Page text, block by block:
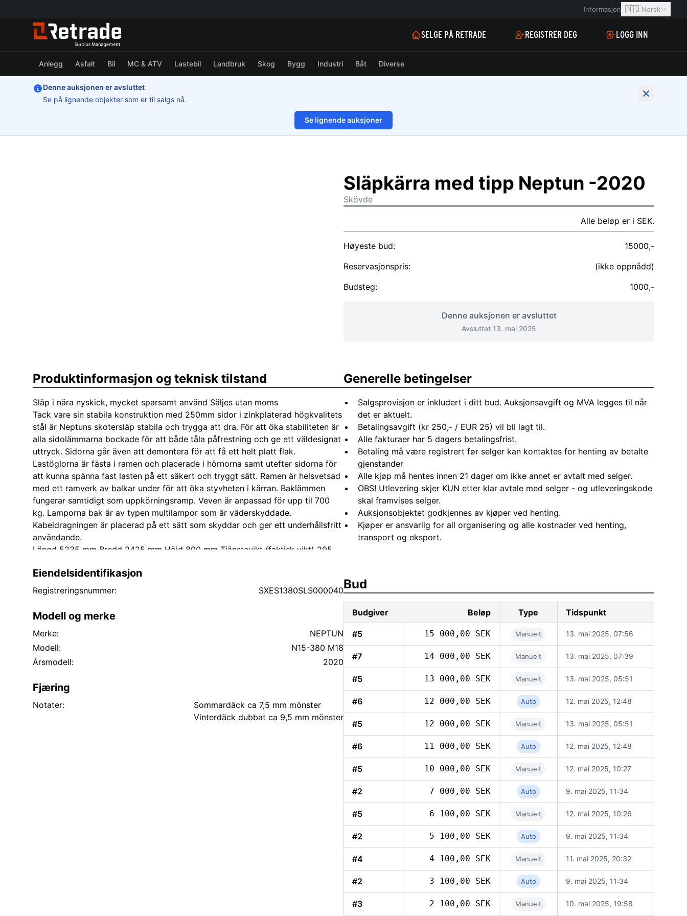
Informasjon 🇳🇴Norsk
SELGE PÅ RETRADE REGISTRER DEG LOGG INN
Anlegg Asfalt Bil MC & ATV Lastebil Landbruk Skog Bygg Industri Båt Diverse
Denne auksjonen er avsluttet
Se på lignende objekter som er til salgs nå.
Se lignende auksjoner
1/30
Släpkärra med tipp Neptun -2020
Skövde
Alle beløp er i SEK.
Høyeste bud:
15000,-
Reservasjonspris:
(ikke oppnådd)
Budsteg:
1000,-
Denne auksjonen er avsluttet
Avsluttet 13. mai 2025
Produktinformasjon og teknisk tilstand
Släp i nära nyskick, mycket sparsamt använd Säljes utan moms
Tack vare sin stabila konstruktion med 250mm sidor i zinkplaterad högkvalitets
stål är Neptuns skotersläp stabila och trygga att dra. För att öka stabiliteten är
alla sidolämmarna bockade för att både tåla påfrestning och ge ett väldesignat
uttryck. Sidorna går även att demontera för att få ett helt platt flak.
Lastöglorna är fästa i ramen och placerade i hörnorna samt utefter sidorna för
att kunna spänna fast lasten på ett säkert och tryggt sätt. Ramen är helsvetsad
med ett ramverk av balkar under för att öka styvheten i kärran. Baklämmen
fungerar samtidigt som uppkörningsramp. Veven är anpassad för upp til 700
kg. Lamporna bak är av typen multilampor som är väderskyddade.
Kabeldragningen är placerad på ett sätt som skyddar och ger ett underhållsfritt
användande.
Längd 5235 mm Bredd 2425 mm Höjd 800 mm Tjänstevikt (faktisk vikt) 295
Skattevikt 1500 kg Bakre överhäng 1915 mm Lastutrymmets längd 3783 mm
Lastutrymmets bredd 1790 mm Fällbar bakläm ca 450 mm Axel - 1
Däckdimension 185 R14C 100N Teknisk tillåten vikt/axel 1500 kg
Kopplingsavstånd 5200 mm
Eiendelsidentifikasjon
Registreringsnummer: SXES1380SLS000040
Modell og merke
Merke:
NEPTUN
Modell:
N15-380 M18
Årsmodell:
2020
Fjæring
Notater:
Sommardäck ca 7,5 mm mönster
Vinterdäck dubbat ca 9,5 mm mönster
Generelle betingelser
Salgsprovisjon er inkludert i ditt bud. Auksjonsavgift og MVA legges til når
det er aktuelt.
Betalingsavgift (kr 250,- / EUR 25) vil bli lagt til.
Alle fakturaer har 5 dagers betalingsfrist.
Betaling må være registrert før selger kan kontaktes for henting av betalte
gjenstander
Alle kjøp må hentes innen 21 dager om ikke annet er avtalt med selger.
OBS! Utlevering skjer KUN etter klar avtale med selger - og utleveringskode
skal framvises selger.
Auksjonsobjektet godkjennes av kjøper ved henting.
Kjøper er ansvarlig for all organisering og alle kostnader ved henting,
transport og eksport.
Bud
Budgiver Beløp Type Tidspunkt
#5 15 000,00 SEK Manuelt 13. mai 2025, 07:56
#7 14 000,00 SEK Manuelt 13. mai 2025, 07:39
#5 13 000,00 SEK Manuelt 13. mai 2025, 05:51
#6 12 000,00 SEK Auto 12. mai 2025, 12:48
#5 12 000,00 SEK Manuelt 13. mai 2025, 05:51
#6 11 000,00 SEK Auto 12. mai 2025, 12:48
#5 10 000,00 SEK Manuelt 12. mai 2025, 10:27
#2 7 000,00 SEK Auto 9. mai 2025, 11:34
#5 6 100,00 SEK Manuelt 12. mai 2025, 10:26
#2 5 100,00 SEK Auto 9. mai 2025, 11:34
#4 4 100,00 SEK Manuelt 11. mai 2025, 20:32
#2 3 100,00 SEK Auto 9. mai 2025, 11:34
#3 2 100,00 SEK Manuelt 10. mai 2025, 19:58